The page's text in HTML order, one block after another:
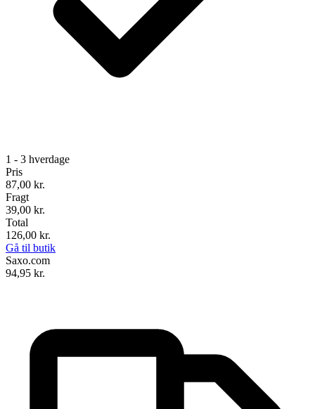
1 - 3 hverdage
Pris
87,00 kr.
Fragt
39,00 kr.
Total
126,00 kr.
Gå til butik
Saxo.com
94,95 kr.